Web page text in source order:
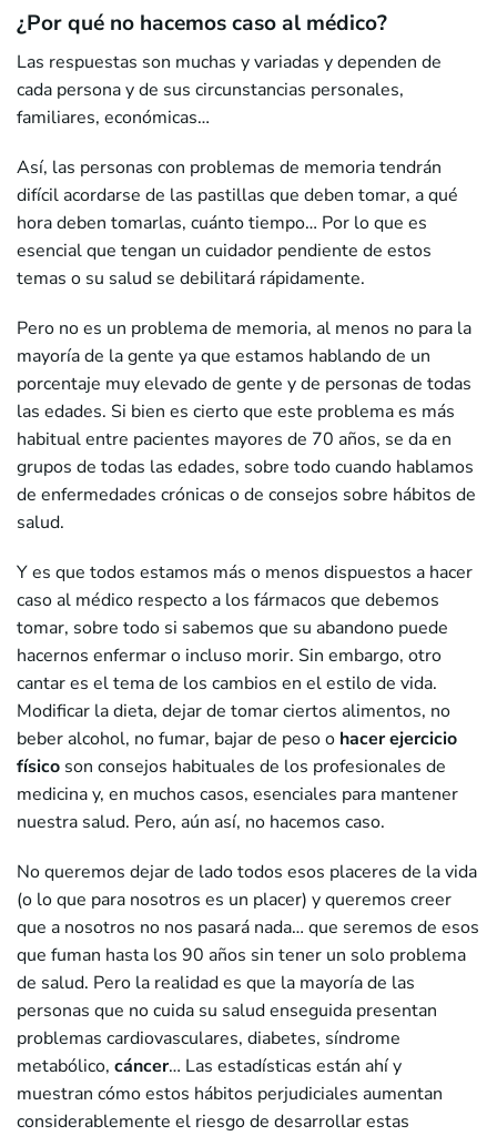
¿Por qué no hacemos caso al médico?
Las respuestas son muchas y variadas y dependen de
cada persona y de sus circunstancias personales,
familiares, económicas…
Así, las personas con problemas de memoria tendrán
difícil acordarse de las pastillas que deben tomar, a qué
hora deben tomarlas, cuánto tiempo… Por lo que es
esencial que tengan un cuidador pendiente de estos
temas o su salud se debilitará rápidamente.
Pero no es un problema de memoria, al menos no para la
mayoría de la gente ya que estamos hablando de un
porcentaje muy elevado de gente y de personas de todas
las edades. Si bien es cierto que este problema es más
habitual entre pacientes mayores de 70 años, se da en
grupos de todas las edades, sobre todo cuando hablamos
de enfermedades crónicas o de consejos sobre hábitos de
salud.
Y es que todos estamos más o menos dispuestos a hacer
caso al médico respecto a los fármacos que debemos
tomar, sobre todo si sabemos que su abandono puede
hacernos enfermar o incluso morir. Sin embargo, otro
cantar es el tema de los cambios en el estilo de vida.
Modificar la dieta, dejar de tomar ciertos alimentos, no
beber alcohol, no fumar, bajar de peso o hacer ejercicio
físico son consejos habituales de los profesionales de
medicina y, en muchos casos, esenciales para mantener
nuestra salud. Pero, aún así, no hacemos caso.
No queremos dejar de lado todos esos placeres de la vida
(o lo que para nosotros es un placer) y queremos creer
que a nosotros no nos pasará nada… que seremos de esos
que fuman hasta los 90 años sin tener un solo problema
de salud. Pero la realidad es que la mayoría de las
personas que no cuida su salud enseguida presentan
problemas cardiovasculares, diabetes, síndrome
metabólico, cáncer… Las estadísticas están ahí y
muestran cómo estos hábitos perjudiciales aumentan
considerablemente el riesgo de desarrollar estas